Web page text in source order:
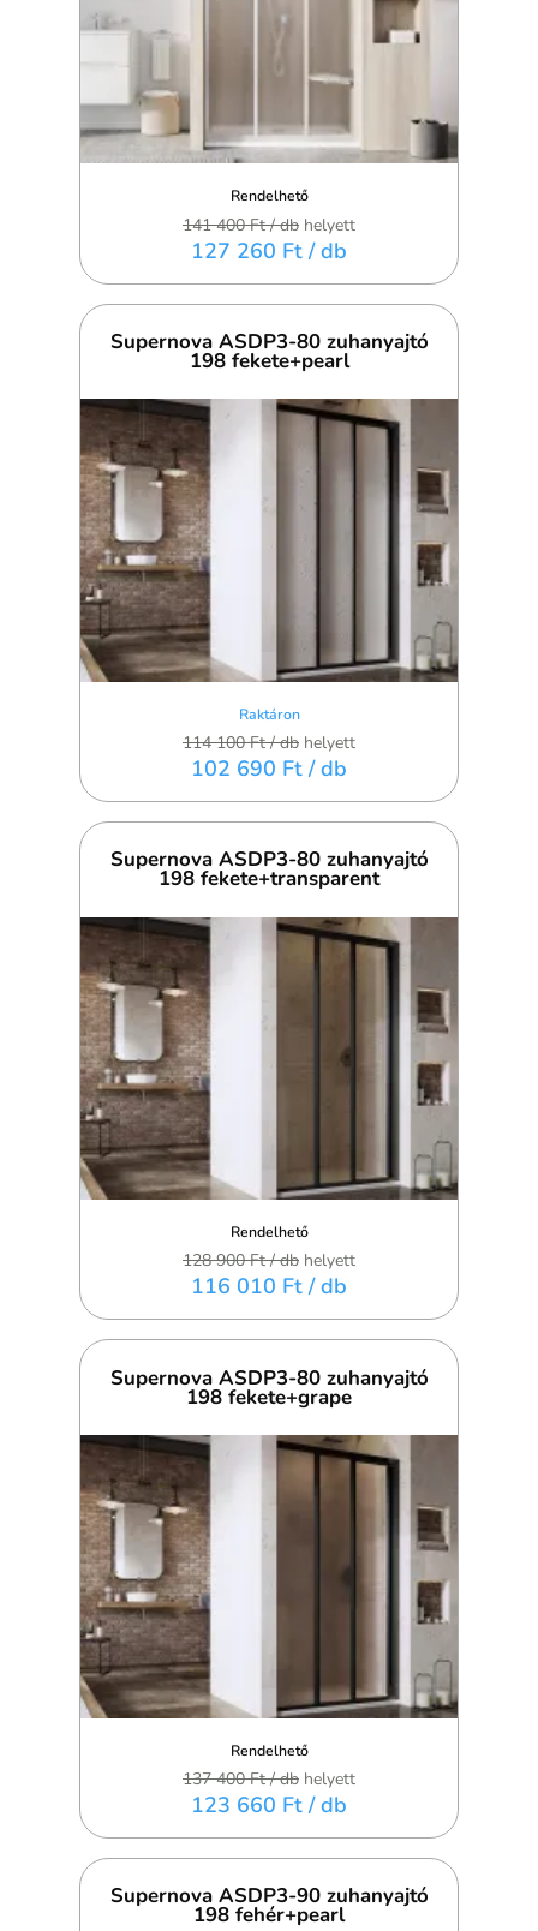
Rendelhető
141 400 Ft/ db helyett
127 260 Ft / db
Supernova ASDP3-80 zuhanyajtó
198 fekete+pearl
Raktáron
114 100 Ft/ db helyett
102 690 Ft / db
Supernova ASDP3-80 zuhanyajtó
198 fekete+transparent
Rendelhető
128 900 Ft/ db helyett
116 010 Ft / db
Supernova ASDP3-80 zuhanyajtó
198 fekete+grape
Rendelhető
137 400 Ft/ db helyett
123 660 Ft / db
Supernova ASDP3-90 zuhanyajtó
198 fehér+pearl